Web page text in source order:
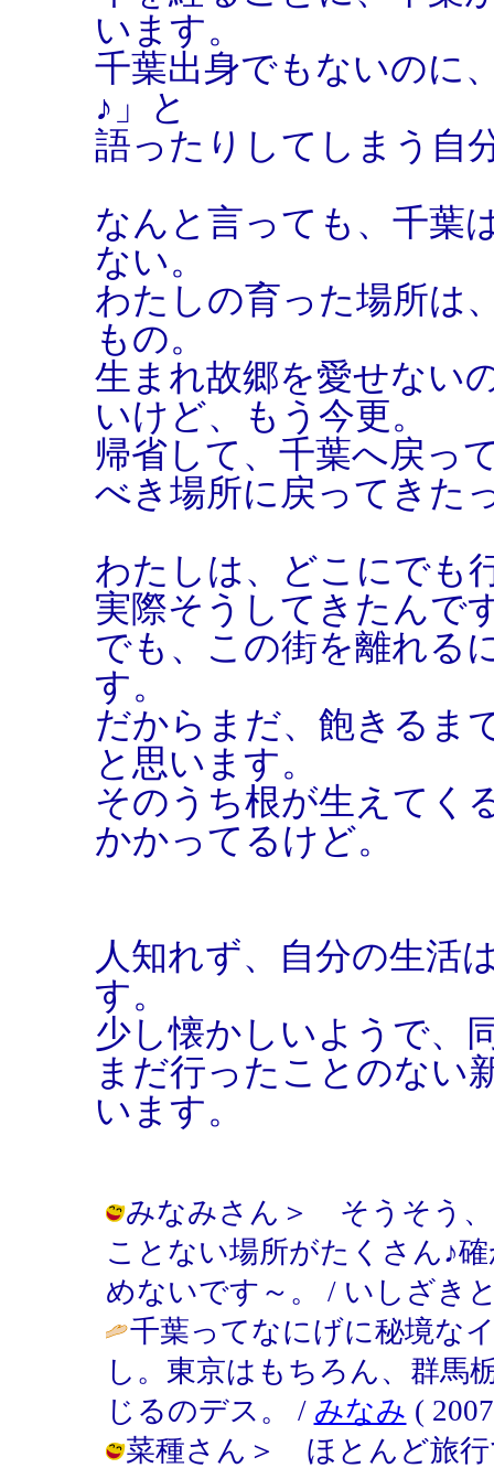
います。
千葉出身でもないのに
♪」と
語ったりしてしまう自
なんと言っても、千葉
ない。
わたしの育った場所は
もの。
生まれ故郷を愛せない
いけど、もう今更。
帰省して、千葉へ戻っ
べき場所に戻ってきた
わたしは、どこにでも
実際そうしてきたんで
でも、この街を離れる
す。
だからまだ、飽きるま
と思います。
そのうち根が生えてく
かかってるけど。
人知れず、自分の生活
す。
少し懐かしいようで、
まだ行ったことのない
います。
みなみさん＞ そうそう
ことない場所がたくさん♪
めないです～。 / いしざき
千葉ってなにげに秘境な
し。東京はもちろん、群馬
じるのデス。 / みなみ (
菜種さん＞ ほとんど旅行